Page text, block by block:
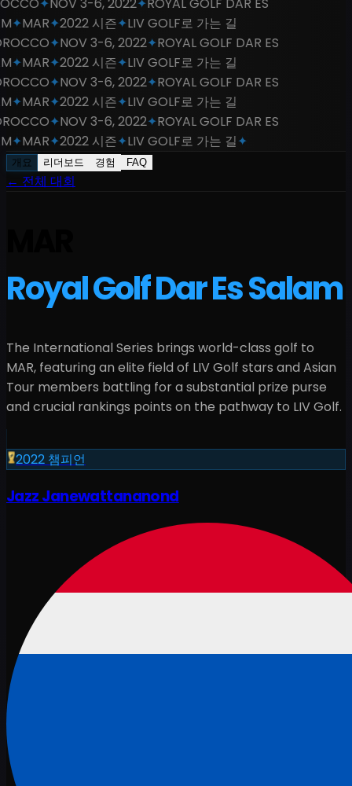
✦MAR✦2022 시즌✦LIV GOLF로 가는 길
✦NOV 3-6, 2022✦ROYAL GOLF DAR ES
✦MAR✦2022 시즌✦LIV GOLF로 가는 길
✦NOV 3-6, 2022✦ROYAL GOLF DAR ES
✦MAR✦2022 시즌✦LIV GOLF로 가는 길
✦NOV 3-6, 2022✦ROYAL GOLF DAR ES
✦MAR✦2022 시즌✦LIV GOLF로 가는 길✦
개요 리더보드 경험 FAQ
← 전체 대회
Royal Golf Dar Es Salam
The International Series brings world-class golf to
MAR, featuring an elite field of LIV Golf stars and Asian
Tour members battling for a substantial prize purse
and crucial rankings points on the pathway to LIV Golf.
2022 챔피언
Jazz Janewattananond